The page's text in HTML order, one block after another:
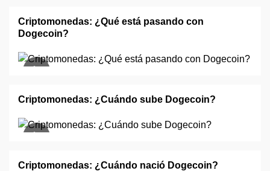
Criptomonedas: ¿Qué está pasando con
Dogecoin?
Criptomonedas: ¿Cuándo sube Dogecoin?
Criptomonedas: ¿Cuándo nació Dogecoin?